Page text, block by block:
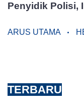
Penyidik Polisi,
ARUS UTAMA
TERBARU